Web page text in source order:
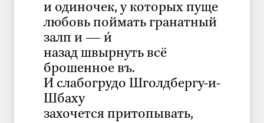
и одиночек, у которых пуще
любовь поймать гранатный
залп и — и́
назад швырнуть всё
брошенное въ.
И слабогрудо Шголдбергу-и-
Шбаху
захочется притопывать,